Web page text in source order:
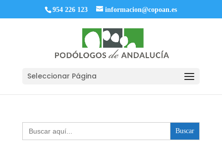
954 226 123 informacion@copoan.es
Seleccionar Página
Buscar: